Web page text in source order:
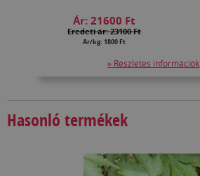
Ár:21600 Ft
Eredeti ár: 23100 Ft
Ár/kg: 1800 Ft
» Részletes információk
Hasonló termékek